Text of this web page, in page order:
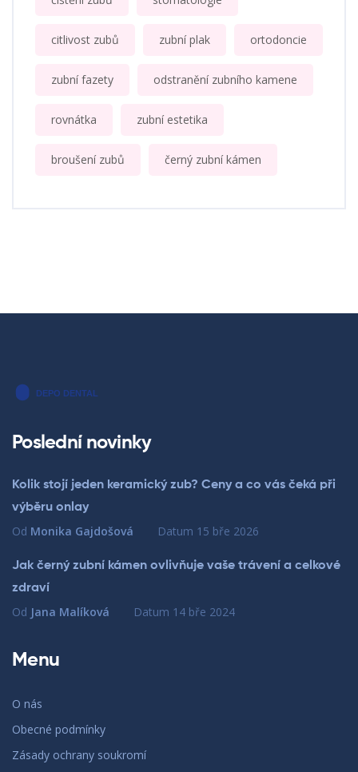
citlivost zubů zubní plak ortodoncie
zubní fazety odstranění zubního kamene
rovnátka zubní estetika
broušení zubů černý zubní kámen
Poslední novinky
Kolik stojí jeden keramický zub? Ceny a co vás čeká při
výběru onlay
Od Monika Gajdošová Datum 15 bře 2026
Jak černý zubní kámen ovlivňuje vaše trávení a celkové
zdraví
Od Jana Malíková Datum 14 bře 2024
Menu
O nás
Obecné podmínky
Zásady ochrany soukromí